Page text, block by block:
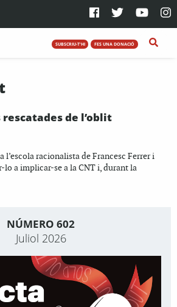
SUBSCRIU-T'HI FES UNA DONACIÓ
de l’oblit
l’escola racionalista de Francesc Ferrer i
lo a implicar-se a la CNT i, durant la
NÚMERO 602
Juliol 2026